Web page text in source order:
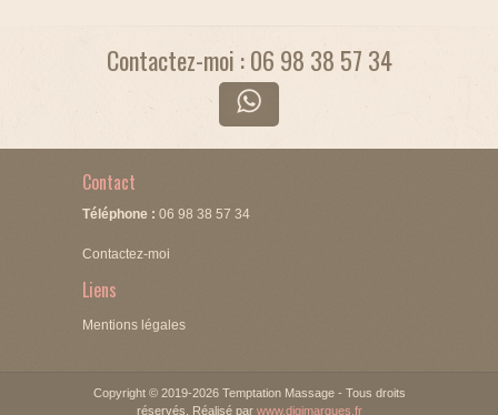
Contactez-moi : 06 98 38 57 34
Contact
Téléphone : 06 98 38 57 34
Contactez-moi
Liens
Mentions légales
Copyright © 2019-2026 Temptation Massage - Tous droits
réservés. Réalisé par www.digimarques.fr